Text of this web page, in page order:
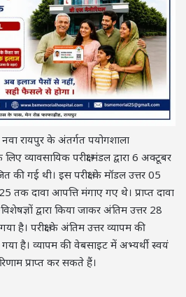
नवा रायपुर के अंतर्गत पयोगशाला
व्यावसायिक परीक्षा मंडल द्वारा 6 अक्टूबर
की गई थी। इस परीक्षा के मॉडल उत्तर 05
तक दावा आपत्ति मंगाए गए थे। प्राप्त दावा
द्वारा किया जाकर अंतिम उत्तर 28
है। परीक्षा के अंतिम उत्तर व्यापम की
है। व्यापम की वेबसाइट में अभ्यर्थी स्वयं
प्राप्त कर सकते हैं।